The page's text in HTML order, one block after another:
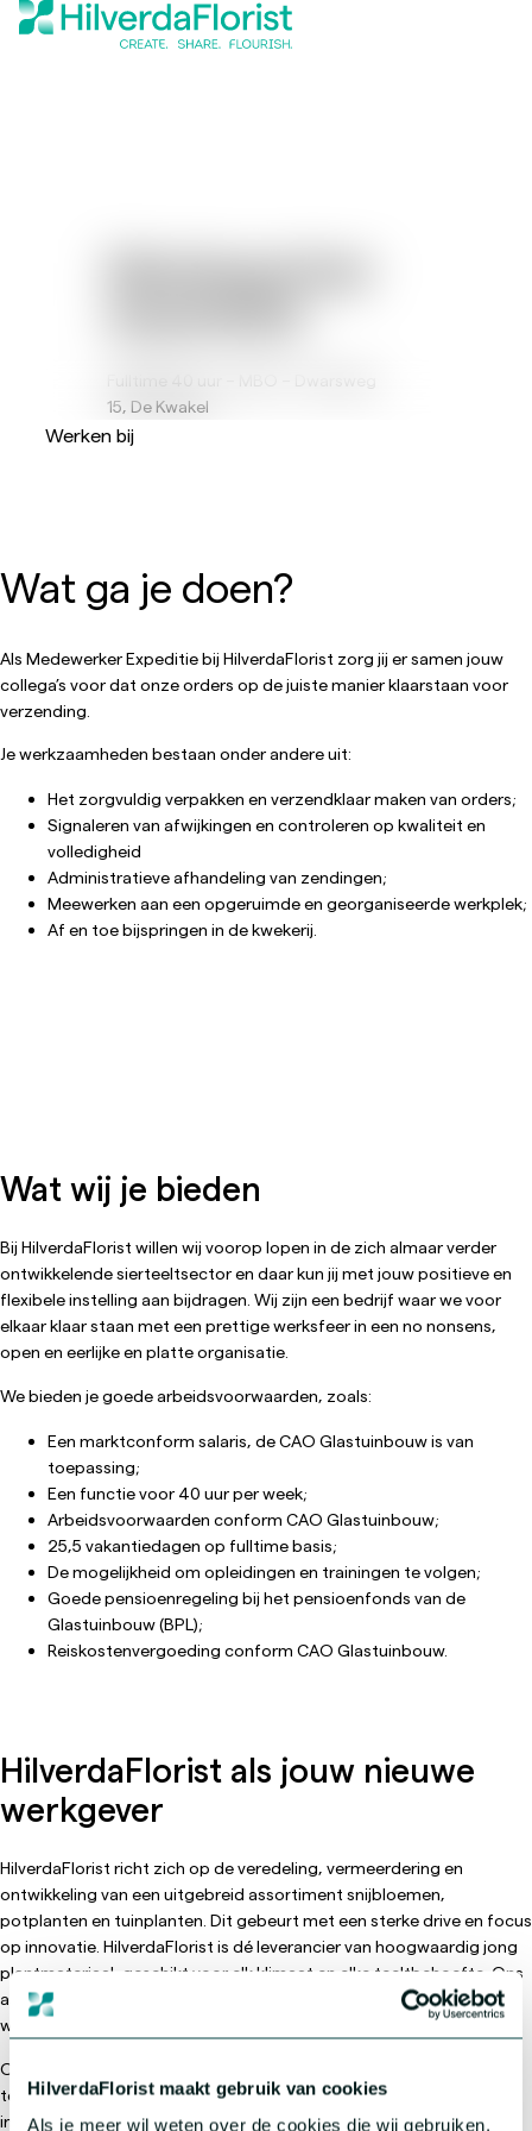
HilverdaFlorist maakt gebruik van cookies
Als je meer wil weten over de cookies die wij gebruiken,
Medewerker
15, De Kwakel
Werken bij
Wat ga je doen?
Als Medewerker Expeditie bij HilverdaFlorist zorg jij er samen jouw
collega’s voor dat onze orders op de juiste manier klaarstaan voor
verzending.
Je werkzaamheden bestaan onder andere uit:
Het zorgvuldig verpakken en verzendklaar maken van orders;
Signaleren van afwijkingen en controleren op kwaliteit en
volledigheid
Administratieve afhandeling van zendingen;
Meewerken aan een opgeruimde en georganiseerde werkplek;
Af en toe bijspringen in de kwekerij.
Wat wij je bieden
Bij HilverdaFlorist willen wij voorop lopen in de zich almaar verder
ontwikkelende sierteeltsector en daar kun jij met jouw positieve en
flexibele instelling aan bijdragen. Wij zijn een bedrijf waar we voor
elkaar klaar staan met een prettige werksfeer in een no nonsens,
open en eerlijke en platte organisatie.
We bieden je goede arbeidsvoorwaarden, zoals:
Een marktconform salaris, de CAO Glastuinbouw is van
toepassing;
Een functie voor 40 uur per week;
Arbeidsvoorwaarden conform CAO Glastuinbouw;
25,5 vakantiedagen op fulltime basis;
De mogelijkheid om opleidingen en trainingen te volgen;
Goede pensioenregeling bij het pensioenfonds van de
Glastuinbouw (BPL);
Reiskostenvergoeding conform CAO Glastuinbouw.
HilverdaFlorist als jouw nieuwe
werkgever
HilverdaFlorist richt zich op de veredeling, vermeerdering en
ontwikkeling van een uitgebreid assortiment snijbloemen,
potplanten en tuinplanten. Dit gebeurt met een sterke drive en focus
op innovatie. HilverdaFlorist is dé leverancier van hoogwaardig jong
plantmateriaal, geschikt voor elk klimaat en elke teeltbehoefte. Ons
assortiment bestaat uit uitgangsmateriaal in zaden, stekken en
weefselkweek.
Onze missie is simpel: samen uitblinken voor een bloeiende
toekomst. Om dit te bereiken richten we ons op vier kernwaarden:
innovatie, ambitie, partnerschap en betrouwbaarheid. Het